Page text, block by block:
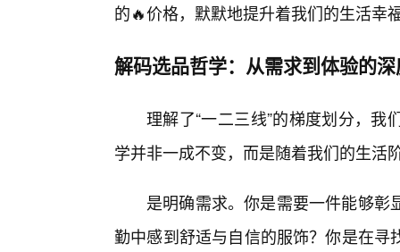
的🔥价格，默默地提升着我们的生活幸
解码选品哲学：从需求到体验的
理解了“一二三线”的梯度划分，
学并非一成不变，而是随着我们的生活
是明确需求。你是需要一件能够
勤中感到舒适与自信的服饰？你是在